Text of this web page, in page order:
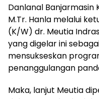
Danlanal Banjarmasin
M.Tr. Hanla melalui
(K/W) dr. Meutia
yang digelar ini
mensukseskan
penanggulangan
Maka, lanjut Meutia